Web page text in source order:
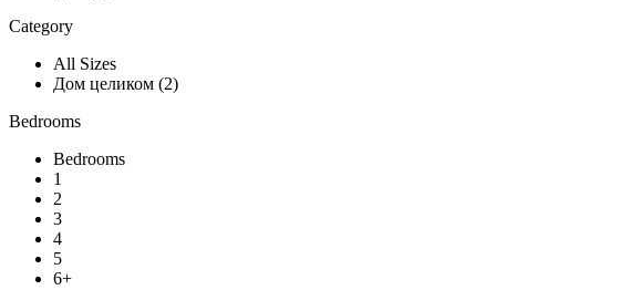
Category
All Sizes
Дом целиком (2)
Bedrooms
Bedrooms
1
2
3
4
5
6+